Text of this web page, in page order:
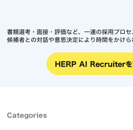
書類選考・面接・評価など、一連の採用プロセ
候補者との対話や意思決定により時間をかけら
HERP AI Recruiterを
Categories